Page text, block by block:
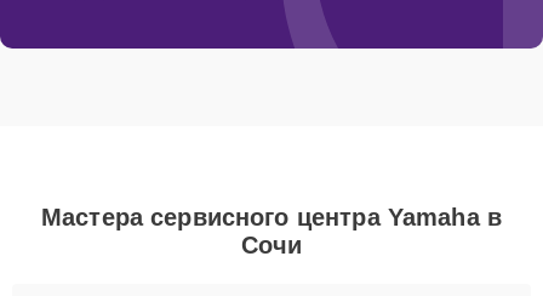
Мастера сервисного центра Yamaha в
Сочи